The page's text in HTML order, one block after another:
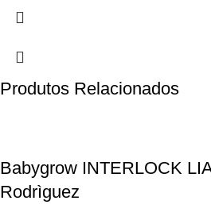
Produtos Relacionados
Babygrow INTERLOCK
Rodrìguez